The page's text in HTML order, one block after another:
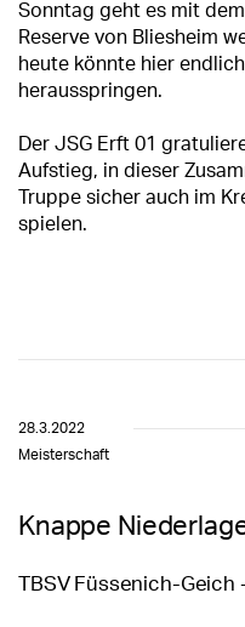
Sonntag geht es mit
Reserve von Bliesheim
heute könnte hier
herausspringen.
Der JSG Erft 01
Aufstieg, in dieser
Truppe sicher auch im
spielen.
28.3.2022
Meisterschaft
Knappe
TBSV Füssenich-Geich